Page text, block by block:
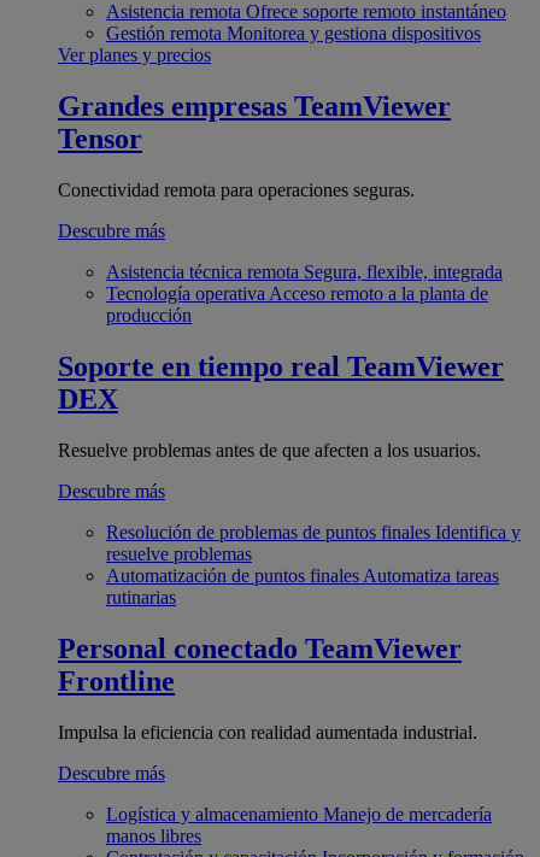
Asistencia remota Ofrece soporte remoto instantáneo
Gestión remota Monitorea y gestiona dispositivos
Ver planes y precios
Grandes empresas TeamViewer
Tensor
Conectividad remota para operaciones seguras.
Descubre más
Asistencia técnica remota Segura, flexible, integrada
Tecnología operativa Acceso remoto a la planta de
producción
Soporte en tiempo real TeamViewer
DEX
Resuelve problemas antes de que afecten a los usuarios.
Descubre más
Resolución de problemas de puntos finales Identifica y
resuelve problemas
Automatización de puntos finales Automatiza tareas
rutinarias
Personal conectado TeamViewer
Frontline
Impulsa la eficiencia con realidad aumentada industrial.
Descubre más
Logística y almacenamiento Manejo de mercadería
manos libres